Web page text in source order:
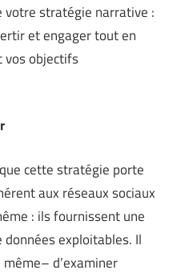
votre stratégie narrative :
et engager tout en
vos objectifs
cette stratégie porte
aux réseaux sociaux
: ils fournissent une
exploitables. Il
d’examiner